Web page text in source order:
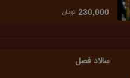
230,000 تومان
سالاد فصل